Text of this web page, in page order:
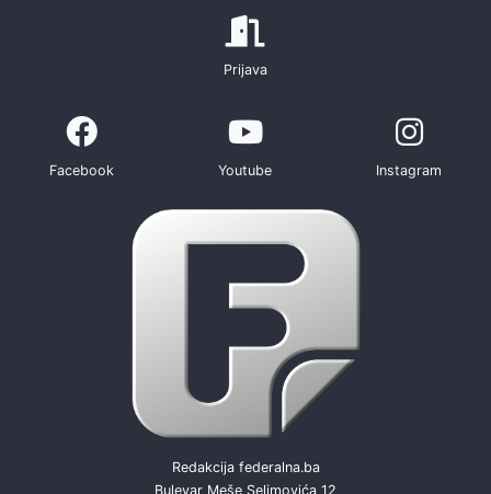
Prijava
Facebook Youtube Instagram
Redakcija federalna.ba
Bulevar Meše Selimovića 12